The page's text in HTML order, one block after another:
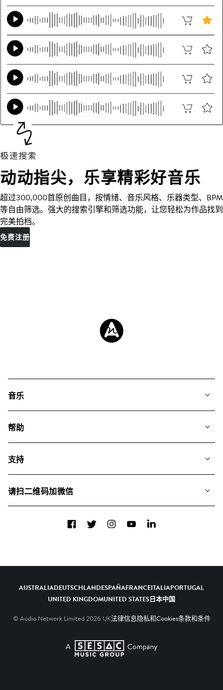
动动指尖，乐享精彩好音乐
超过300,000首原创曲目，按情绪、音乐风格、乐器类型、BPM
等自由筛选。强大的搜索引擎和筛选功能，让您轻松为作品找到
完美拍档。
免费注册
音乐
搜索
专辑
帮助
我们如何运用AI
支持
关于我们
请扫二维码加微信
FacebookTwitterInstagramYouTubeLinkedIn
AUSTRALIADEUTSCHLANDESPAÑAFRANCEITALIAPORTUGAL
UNITED KINGDOMUNITED STATES日本中国
© Audio Network Limited 2026 UK法律信息隐私和Cookies条款和条件
A SESAC Company